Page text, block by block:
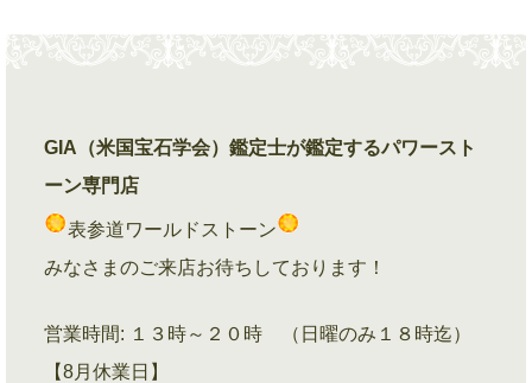
GIA（米国宝石学会）鑑定士が鑑定するパワースト
ーン専門店
表参道ワールドストーン
みなさまのご来店お待ちしております！
営業時間: １３時～２０時 （日曜のみ１８時迄）
【8月休業日】